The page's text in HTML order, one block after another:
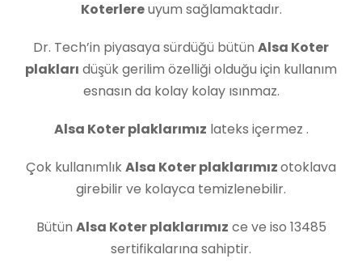
Koterlereuyum sağlamaktadır.
Dr. Tech’in piyasaya sürdüğü bütün Alsa Koter
plakları düşük gerilim özelliği olduğu için kullanım
esnasın da kolay kolay ısınmaz.
Alsa Koter plaklarımız lateks içermez .
Çok kullanımlıkAlsa Koter plaklarımızotoklava
girebilir ve kolayca temizlenebilir.
Bütün Alsa Koter plaklarımız ce ve iso 13485
sertifikalarına sahiptir.